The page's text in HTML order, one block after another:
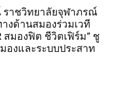
ราชวิทยาลัยจุฬาภรณ์
งด้านสมองร่วมเวที
สมองฟิต ชีวิตเฟิร์ม” ชู
องและระบบประสาท